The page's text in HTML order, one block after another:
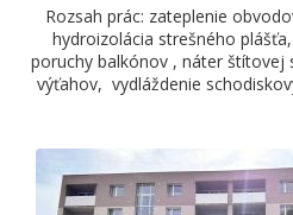
Rozsah prác: zateplenie
hydroizolácia strešného
poruchy balkónov , náter štítovej
výťahov, vydláždenie